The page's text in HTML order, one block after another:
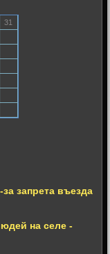
31
запрета въезда
на селе -